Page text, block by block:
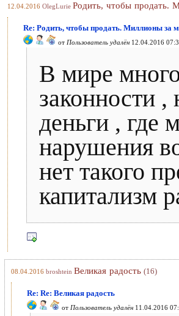
12.04.2016 OlegLurie Родить, чтобы продать.
Re: Родить, чтобы продать. Миллионы за
от Пользователь удалён 12.04.2016
В мире
законности ,
деньги , где
нарушения
нет такого
капитализм
08.04.2016 broshtein Великая радость (16)
Re: Re: Великая радость
от Пользователь удалён 11.04.2016